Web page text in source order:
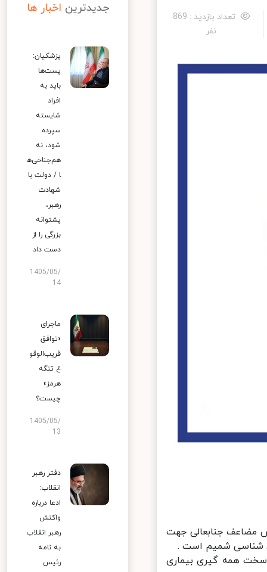
تعداد بازدید : 869
نفر
مضاعف جنابعالی جهت
شناسی شمیم است .
سخت همه گیری بیماری
جدیدترین اخبار ها
پزشکیان:
پست‌ها
باید به
افراد
شایسته
سپرده
شود، نه
هم‌جناحی‌ه
ا / دولت با
شهادت
رهبر،
پشتوانه
بزرگی را از
دست داد
1405/05/
14
ماجرای
«توافق
قریب‌الوقو
ع تنگه
هرمز»
چیست؟
1405/05/
13
دفتر رهبر
انقلاب:
ادعا درباره
واکنش
رهبر انقلاب
به نامه
رئیس